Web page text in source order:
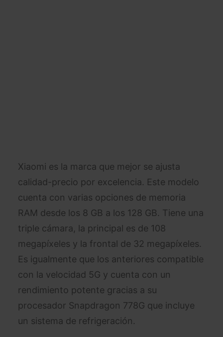
Xiaomi es la marca que mejor se ajusta
calidad-precio por excelencia. Este modelo
cuenta con varias opciones de memoria
RAM desde los 8 GB a los 128 GB. Tiene una
triple cámara, la principal es de 108
megapíxeles y la frontal de 32 megapíxeles.
Es igualmente que los anteriores compatible
con la velocidad 5G y cuenta con un
rendimiento potente gracias a su
procesador Snapdragon 778G que incluye
un sistema de refrigeración.